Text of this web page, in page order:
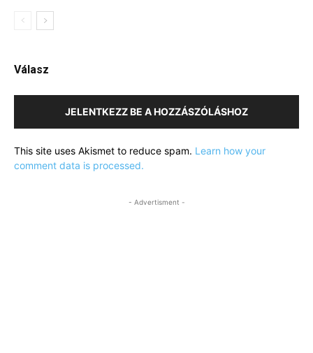
Válasz
JELENTKEZZ BE A HOZZÁSZÓLÁSHOZ
This site uses Akismet to reduce spam. Learn how your
comment data is processed.
- Advertisment -